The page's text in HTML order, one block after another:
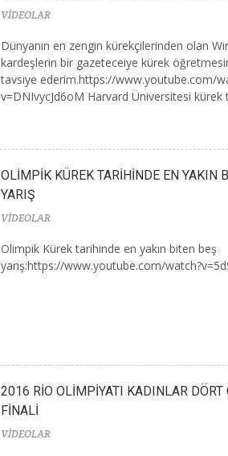
VİDEOLAR
Dünyanın en zengin kürekçilerinden olan
kardeşlerin bir gazeteceiye kürek
tavsiye ederim.https://www.youtube.com/
v=DNIvycJd6oM Harvard Üniversitesi kürek
OLİMPİK KÜREK TARİHİNDE EN YAKIN
YARIŞ
VİDEOLAR
Olimpik Kürek tarihinde en yakın biten beş
yarış:https://www.youtube.com/
2016 RİO OLİMPİYATI KADINLAR DÖRT
FİNALİ
VİDEOLAR